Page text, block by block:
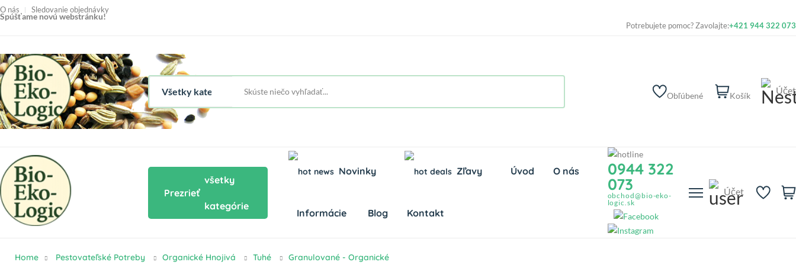
O nás Sledovanie objednávky
Spúšťame novú webstránku!
Potrebujete pomoc? Zavolajte:+421 944 322 073
Obľúbené Košík Účet
Prezrieť
všetky
kategórie
Novinky Zľavy Úvod O nás
Informácie Blog Kontakt
0944 322
073
obchod@bio-eko-
logic.sk
Účet
Home Pestovateľské Potreby Organické Hnojivá Tuhé Granulované - Organické